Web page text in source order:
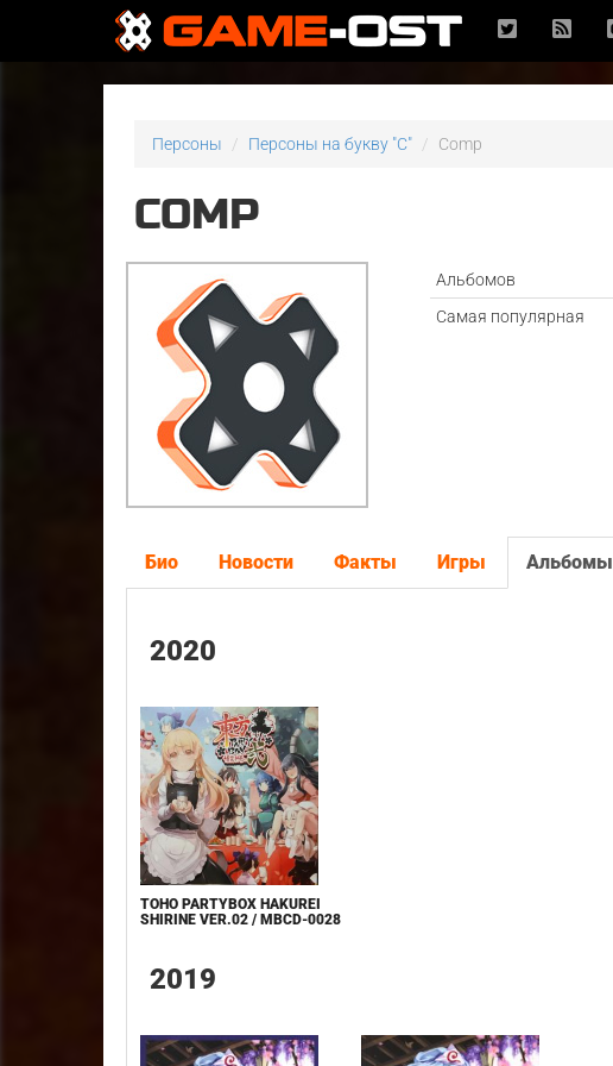
Персоны Персоны на букву "C" Comp
COMP
Альбомов
Самая популярная
Био Новости Факты Игры Альбомы
2020
TOHO PARTYBOX HAKUREI
SHIRINE VER.02 / MBCD-0028
2019